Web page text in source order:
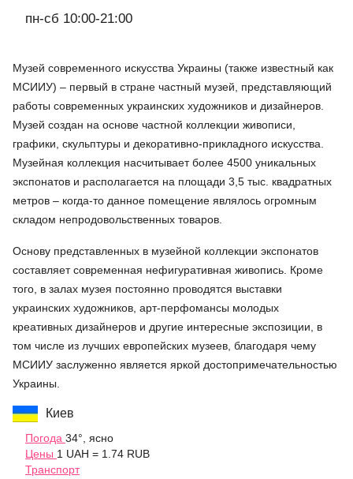
пн-сб 10:00-21:00
Музей современного искусства Украины (также известный как
МСИИУ) – первый в стране частный музей, представляющий
работы современных украинских художников и дизайнеров.
Музей создан на основе частной коллекции живописи,
графики, скульптуры и декоративно-прикладного искусства.
Музейная коллекция насчитывает более 4500 уникальных
экспонатов и располагается на площади 3,5 тыс. квадратных
метров – когда-то данное помещение являлось огромным
складом непродовольственных товаров.
Основу представленных в музейной коллекции экспонатов
составляет современная нефигуративная живопись. Кроме
того, в залах музея постоянно проводятся выставки
украинских художников, арт-перфомансы молодых
креативных дизайнеров и другие интересные экспозиции, в
том числе из лучших европейских музеев, благодаря чему
МСИИУ заслуженно является яркой достопримечательностью
Украины.
Киев
Погода 34°, ясно
Цены 1 UAH = 1.74 RUB
Транспорт